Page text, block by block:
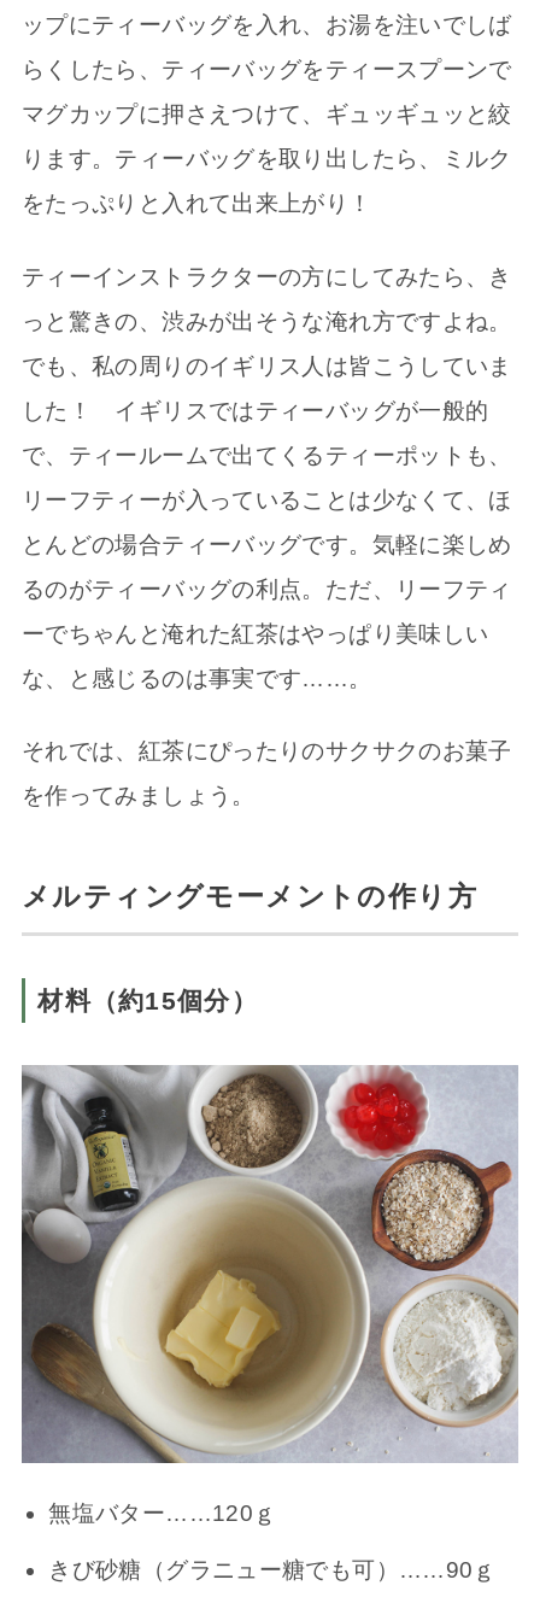
ップにティーバッグを入れ、お湯を注いでしば
らくしたら、ティーバッグをティースプーンで
マグカップに押さえつけて、ギュッギュッと絞
ります。ティーバッグを取り出したら、ミルク
をたっぷりと入れて出来上がり！
ティーインストラクターの方にしてみたら、き
っと驚きの、渋みが出そうな淹れ方ですよね。
でも、私の周りのイギリス人は皆こうしていま
した！ イギリスではティーバッグが一般的
で、ティールームで出てくるティーポットも、
リーフティーが入っていることは少なくて、ほ
とんどの場合ティーバッグです。気軽に楽しめ
るのがティーバッグの利点。ただ、リーフティ
ーでちゃんと淹れた紅茶はやっぱり美味しい
な、と感じるのは事実です……。
それでは、紅茶にぴったりのサクサクのお菓子
を作ってみましょう。
メルティングモーメントの作り方
材料（約15個分）
無塩バター……120ｇ
きび砂糖（グラニュー糖でも可）……90ｇ